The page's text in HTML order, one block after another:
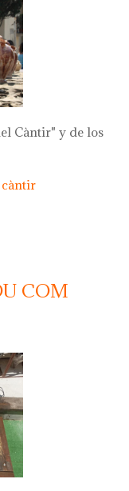
Càntir" y de los
càntir
COM